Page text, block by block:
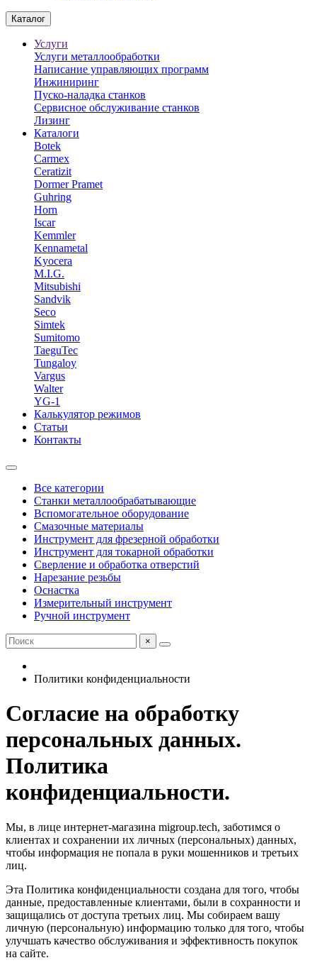
Каталог
Услуги
Услуги металлообработки
Написание управляющих программ
Инжиниринг
Пуско-наладка станков
Сервисное обслуживание станков
Лизинг
Каталоги
Botek
Carmex
Ceratizit
Dormer Pramet
Guhring
Horn
Iscar
Kemmler
Kennametal
Kyocera
M.I.G.
Mitsubishi
Sandvik
Seco
Simtek
Sumitomo
TaeguTec
Tungaloy
Vargus
Walter
YG-1
Калькулятор режимов
Статьи
Контакты
Все категории
Станки металлообрабатывающие
Вспомогательное оборудование
Смазочные материалы
Инструмент для фрезерной обработки
Инструмент для токарной обработки
Сверление и обработка отверстий
Нарезание резьбы
Оснастка
Измерительный инструмент
Ручной инструмент
×
Политики конфиденциальности
Согласие на обработку
персональных данных.
Политика
конфиденциальности.
Мы, в лице интернет-магазина migroup.tech, заботимся о
клиентах и сохранении их личных (персональных) данных,
чтобы информация не попала в руки мошенников и третьих
лиц.
Эта Политика конфиденциальности создана для того, чтобы
данные, предоставленные клиентами, были в сохранности и
защищались от доступа третьих лиц. Мы собираем вашу
личную (персональную) информацию только для того, чтобы
улучшать качество обслуживания и эффективность покупок
на сайте.